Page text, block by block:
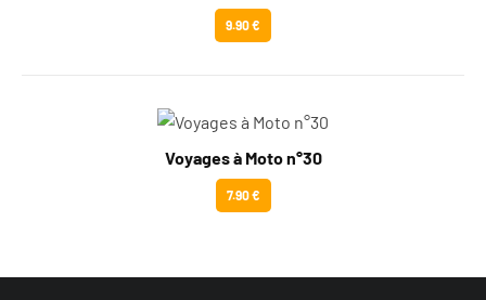
9.90 €
Voyages à Moto n°30
7.90 €